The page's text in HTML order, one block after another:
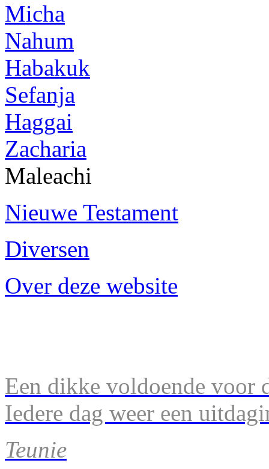
Micha
Nahum
Habakuk
Sefanja
Haggai
Zacharia
Maleachi
Nieuwe Testament
Diversen
Over deze website
Een dikke voldoende voor
Iedere dag weer een
Teunie